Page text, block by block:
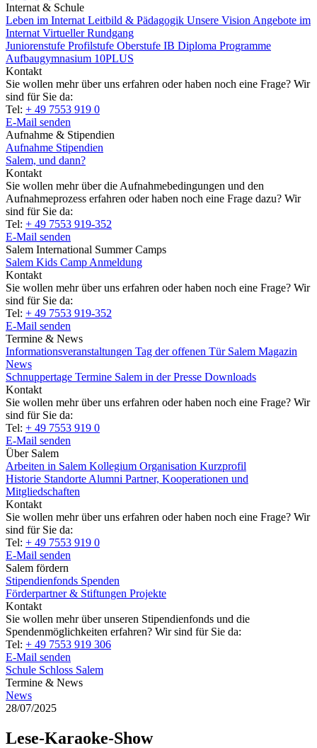
Internat & Schule
Leben im Internat Leitbild & Pädagogik Unsere Vision Angebote im
Internat Virtueller Rundgang
Juniorenstufe Profilstufe Oberstufe IB Diploma Programme
Aufbaugymnasium 10PLUS
Kontakt
Sie wollen mehr über uns erfahren oder haben noch eine Frage? Wir
sind für Sie da:
Tel: + 49 7553 919 0
E-Mail senden
Aufnahme & Stipendien
Aufnahme Stipendien
Salem, und dann?
Kontakt
Sie wollen mehr über die Aufnahmebedingungen und den
Aufnahmeprozess erfahren oder haben noch eine Frage dazu? Wir
sind für Sie da:
Tel: + 49 7553 919-352
E-Mail senden
Salem International Summer Camps
Salem Kids Camp Anmeldung
Kontakt
Sie wollen mehr über uns erfahren oder haben noch eine Frage? Wir
sind für Sie da:
Tel: + 49 7553 919-352
E-Mail senden
Termine & News
Informationsveranstaltungen Tag der offenen Tür Salem Magazin
News
Schnuppertage Termine Salem in der Presse Downloads
Kontakt
Sie wollen mehr über uns erfahren oder haben noch eine Frage? Wir
sind für Sie da:
Tel: + 49 7553 919 0
E-Mail senden
Über Salem
Arbeiten in Salem Kollegium Organisation Kurzprofil
Historie Standorte Alumni Partner, Kooperationen und
Mitgliedschaften
Kontakt
Sie wollen mehr über uns erfahren oder haben noch eine Frage? Wir
sind für Sie da:
Tel: + 49 7553 919 0
E-Mail senden
Salem fördern
Stipendienfonds Spenden
Förderpartner & Stiftungen Projekte
Kontakt
Sie wollen mehr über unseren Stipendienfonds und die
Spendenmöglichkeiten erfahren? Wir sind für Sie da:
Tel: + 49 7553 919 306
E-Mail senden
Schule Schloss Salem
Termine & News
News
28/07/2025
Lese-Karaoke-Show